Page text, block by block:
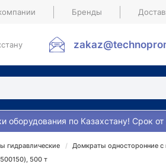
Бренды
оборудования по Казахстану! Срок
гидравлические
Домкраты односторонние
500 т